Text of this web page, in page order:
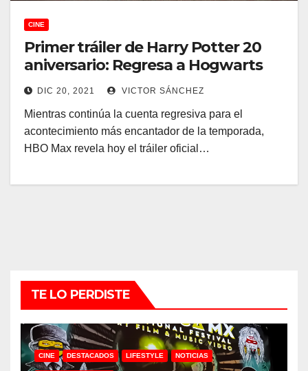
CINE
Primer tráiler de Harry Potter 20
aniversario: Regresa a Hogwarts
DIC 20, 2021 VICTOR SÁNCHEZ
Mientras continúa la cuenta regresiva para el
acontecimiento más encantador de la temporada,
HBO Max revela hoy el tráiler oficial…
TE LO PERDISTE
CINE DESTACADOS LIFESTYLE NOTICIAS